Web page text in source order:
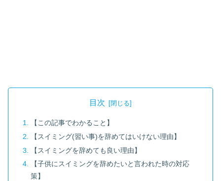
目次
【この記事でわかること】
【スイミング(習い事)を辞めてはいけない理由】
【スイミングを辞めても良い理由】
【子供にスイミングを辞めたいと言われた時の対応
策】